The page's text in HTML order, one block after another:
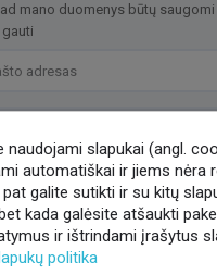
mano duomenys būtų saugomi
naudojami slapukai (angl.
automatiškai ir jiems nėra
galite sutikti ir su kitų
kada galėsite atšaukti
ir ištrindami įrašytus
politika